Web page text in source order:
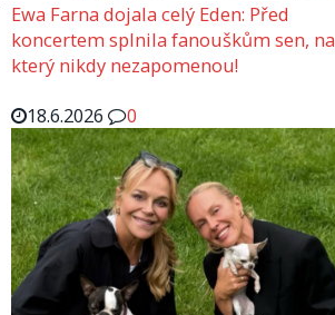
Ewa Farna dojala celý Eden: Před
koncertem splnila fanouškům sen, na
který nikdy nezapomenou!
18.6.2026
0